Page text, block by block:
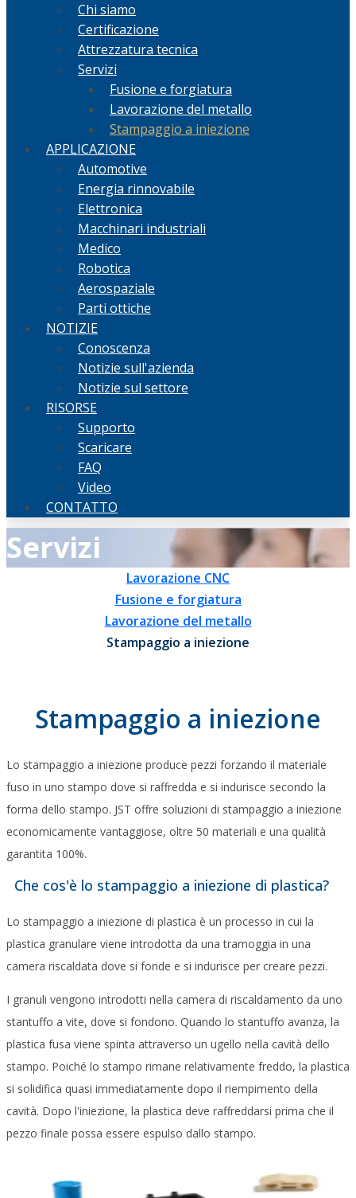
Chi siamo
Certificazione
Attrezzatura tecnica
Servizi
Fusione e forgiatura
Lavorazione del metallo
Stampaggio a iniezione
APPLICAZIONE
Automotive
Energia rinnovabile
Elettronica
Macchinari industriali
Medico
Robotica
Aerospaziale
Parti ottiche
NOTIZIE
Conoscenza
Notizie sull'azienda
Notizie sul settore
RISORSE
Supporto
Scaricare
FAQ
Video
CONTATTO
Servizi
Lavorazione CNC
Fusione e forgiatura
Lavorazione del metallo
Stampaggio a iniezione
Stampaggio a iniezione
Lo stampaggio a iniezione produce pezzi forzando il materiale
fuso in uno stampo dove si raffredda e si indurisce secondo la
forma dello stampo. JST offre soluzioni di stampaggio a iniezione
economicamente vantaggiose, oltre 50 materiali e una qualità
garantita 100%.
Che cos'è lo stampaggio a iniezione di plastica?
Lo stampaggio a iniezione di plastica è un processo in cui la
plastica granulare viene introdotta da una tramoggia in una
camera riscaldata dove si fonde e si indurisce per creare pezzi.
I granuli vengono introdotti nella camera di riscaldamento da uno
stantuffo a vite, dove si fondono. Quando lo stantuffo avanza, la
plastica fusa viene spinta attraverso un ugello nella cavità dello
stampo. Poiché lo stampo rimane relativamente freddo, la plastica
si solidifica quasi immediatamente dopo il riempimento della
cavità. Dopo l'iniezione, la plastica deve raffreddarsi prima che il
pezzo finale possa essere espulso dallo stampo.